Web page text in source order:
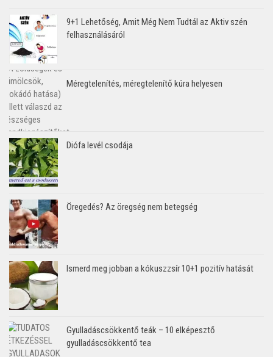
9+1 Lehetőség, Amit Még Nem Tudtál az Aktiv szén
felhasználásáról
Méregtelenítés, méregtelenítő kúra helyesen
Diófa levél csodája
Öregedés? Az öregség nem betegség
Ismerd meg jobban a kókuszzsír 10+1 pozitív hatását
Gyulladáscsökkentő teák – 10 elképesztő
gyulladáscsökkentő tea